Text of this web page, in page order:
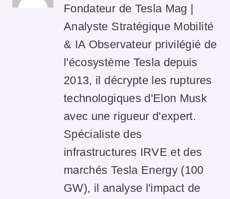
Fondateur de Tesla Mag |
Analyste Stratégique Mobilité
& IA Observateur privilégié de
l'écosystème Tesla depuis
2013, il décrypte les ruptures
technologiques d'Elon Musk
avec une rigueur d'expert.
Spécialiste des
infrastructures IRVE et des
marchés Tesla Energy (100
GW), il analyse l'impact de